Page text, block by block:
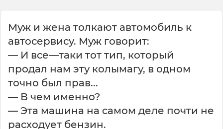
Муж и жена толкают автомобиль к
автосервису. Муж говорит:
— И все—таки тот тип, который
продал нам эту колымагу, в одном
точно был прав...
— В чем именно?
— Эта машина на самом деле почти не
расходует бензин.